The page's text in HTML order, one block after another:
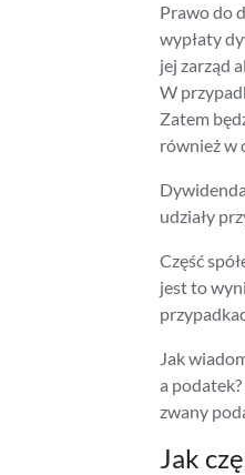
Prawo do
wypłaty
jej zarząd
W
Zatem
również w
udziały
Część
jest to
Jak
a
zwany
Jak